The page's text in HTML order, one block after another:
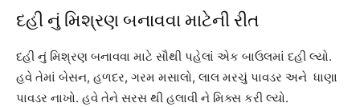
દહી નું મિશ્રણ બનાવવા માટેની રીત
દહી નું મિશ્રણ બનાવવા માટે સૌથી પહેલાં એક બાઉલમાં દહી લ્યો.
હવે તેમાં બેસન, હળદર, ગરમ મસાલો, લાલ મરચું પાવડર અને ધાણા
પાવડર નાખો. હવે તેને સરસ થી હલાવી ને મિક્સ કરી લ્યો.